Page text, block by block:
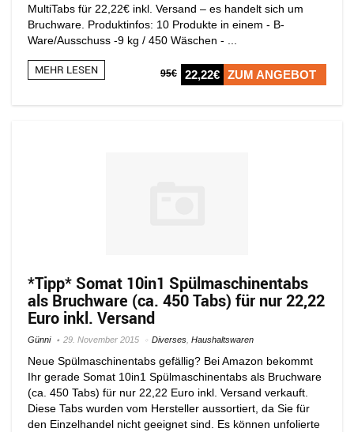
MultiTabs für 22,22€ inkl. Versand – es handelt sich um
Bruchware. Produktinfos: 10 Produkte in einem - B-
Ware/Ausschuss -9 kg / 450 Wäschen - ...
MEHR LESEN 95€ 22,22€ ZUM ANGEBOT
*Tipp* Somat 10in1 Spülmaschinentabs
als Bruchware (ca. 450 Tabs) für nur 22,22
Euro inkl. Versand
Günni 29. November 2015 Diverses Haushaltswaren
Neue Spülmaschinentabs gefällig? Bei Amazon bekommt
Ihr gerade Somat 10in1 Spülmaschinentabs als Bruchware
(ca. 450 Tabs) für nur 22,22 Euro inkl. Versand verkauft.
Diese Tabs wurden vom Hersteller aussortiert, da Sie für
den Einzelhandel nicht geeignet sind. Es können unfolierte